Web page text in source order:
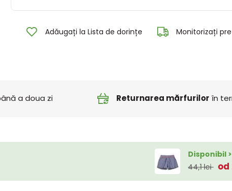
Adăugați la Lista de dorințe Monitorizați
a doua zi Returnarea mărfurilor în
Disponibil
44,1 lei od